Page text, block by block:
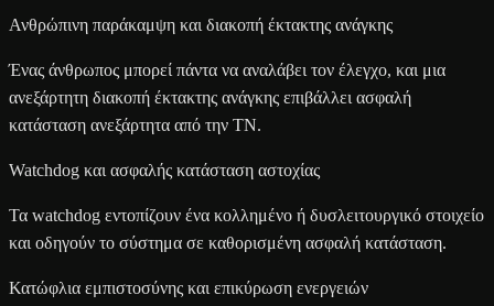
Ανθρώπινη παράκαμψη και διακοπή έκτακτης ανάγκης
Ένας άνθρωπος μπορεί πάντα να αναλάβει τον έλεγχο, και μια
ανεξάρτητη διακοπή έκτακτης ανάγκης επιβάλλει ασφαλή
κατάσταση ανεξάρτητα από την ΤΝ.
Watchdog και ασφαλής κατάσταση αστοχίας
Τα watchdog εντοπίζουν ένα κολλημένο ή δυσλειτουργικό στοιχείο
και οδηγούν το σύστημα σε καθορισμένη ασφαλή κατάσταση.
Κατώφλια εμπιστοσύνης και επικύρωση ενεργειών